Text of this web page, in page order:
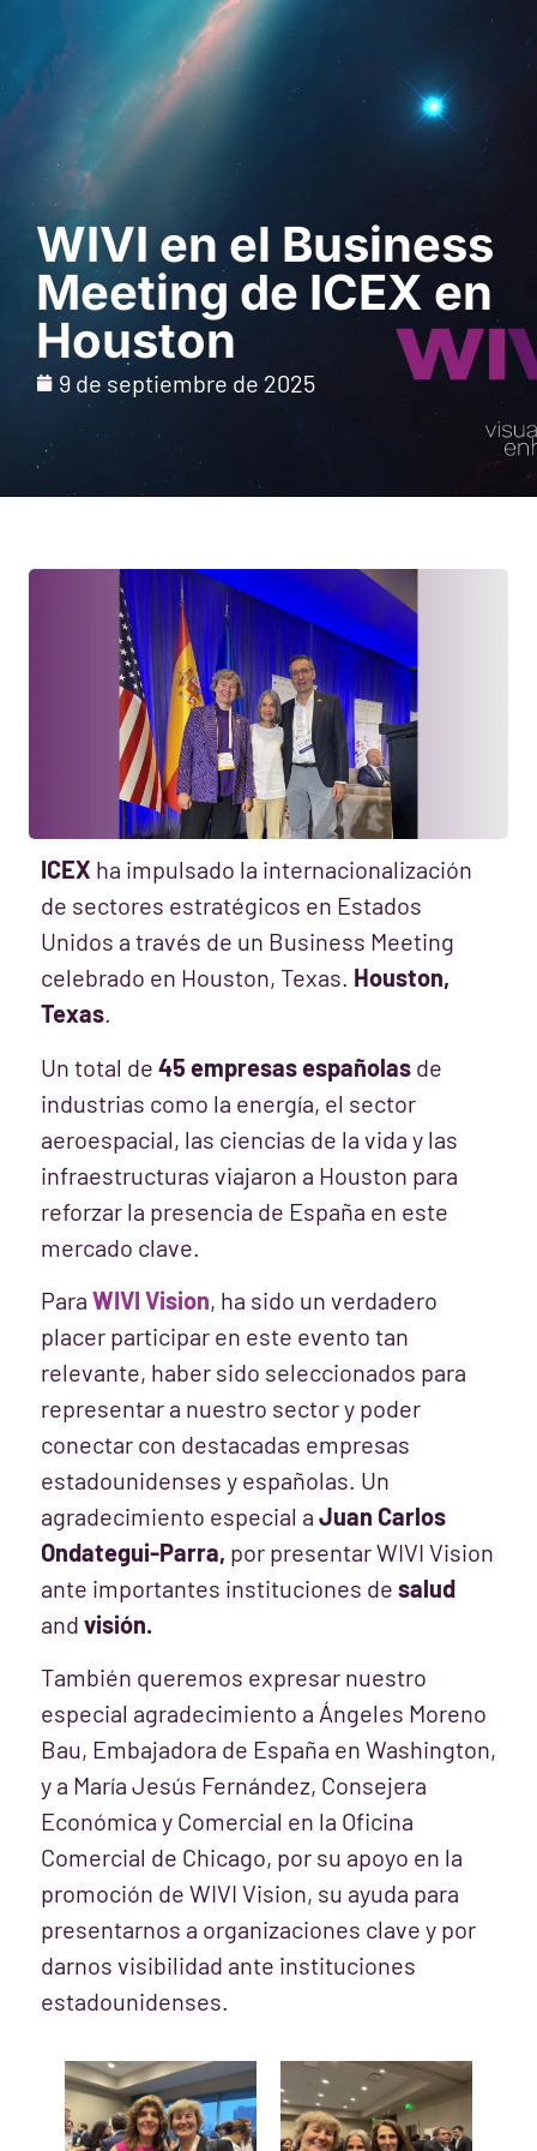
Solicita una demo
WIVI en el Business
Meeting de ICEX en
Houston
9 de septiembre de 2025
ICEX ha impulsado la internacionalización
de sectores estratégicos en Estados
Unidos a través de un Business Meeting
celebrado en Houston, Texas. Houston,
Texas.
Un total de 45 empresas españolas de
industrias como la energía, el sector
aeroespacial, las ciencias de la vida y las
infraestructuras viajaron a Houston para
reforzar la presencia de España en este
mercado clave.
Para WIVI Vision, ha sido un verdadero
placer participar en este evento tan
relevante, haber sido seleccionados para
representar a nuestro sector y poder
conectar con destacadas empresas
estadounidenses y españolas. Un
agradecimiento especial a Juan Carlos
Ondategui-Parra, por presentar WIVI Vision
ante importantes instituciones de salud
and visión.
También queremos expresar nuestro
especial agradecimiento a Ángeles Moreno
Bau, Embajadora de España en Washington,
y a María Jesús Fernández, Consejera
Económica y Comercial en la Oficina
Comercial de Chicago, por su apoyo en la
promoción de WIVI Vision, su ayuda para
presentarnos a organizaciones clave y por
darnos visibilidad ante instituciones
estadounidenses.